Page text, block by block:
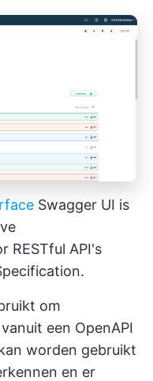
Swagger UI is
RESTful API's
om
een OpenAPI
worden gebruikt
en er